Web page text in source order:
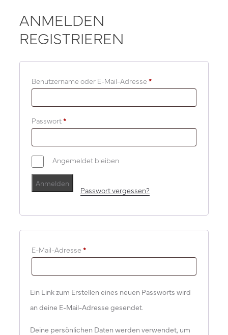
ANMELDEN
REGISTRIEREN
Benutzername oder E-Mail-Adresse *
Passwort*
Angemeldet bleiben
Anmelden
Passwort vergessen?
E-Mail-Adresse *
Ein Link zum Erstellen eines neuen Passworts wird
an deine E-Mail-Adresse gesendet.
Deine persönlichen Daten werden verwendet, um